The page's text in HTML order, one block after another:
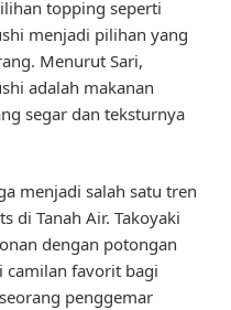
topping seperti
menjadi pilihan yang
Menurut Sari,
adalah makanan
segar dan teksturnya
menjadi salah satu tren
di Tanah Air. Takoyaki
dengan potongan
camilan favorit bagi
penggemar